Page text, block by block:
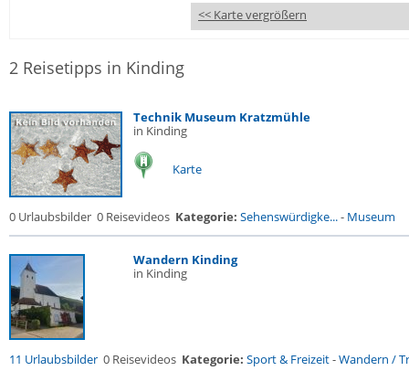
<< Karte vergrößern
2 Reisetipps in Kinding
Technik Museum Kratzmühle
in Kinding
Karte
0 Urlaubsbilder 0 Reisevideos Kategorie: Sehenswürdigke...- Museum
Wandern Kinding
in Kinding
11 Urlaubsbilder 0 Reisevideos Kategorie: Sport & Freizeit-Wandern /